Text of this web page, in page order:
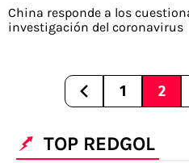
China responde a los
investigación del coronavirus
1 2
TOP REDGOL